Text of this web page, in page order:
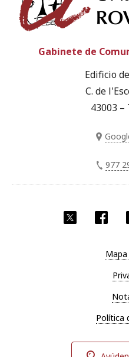
Twitter
Gabinete de
Edificio
C. de
43003
977
Política